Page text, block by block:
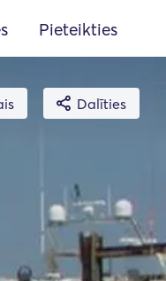
Pieteikties
Dalīties